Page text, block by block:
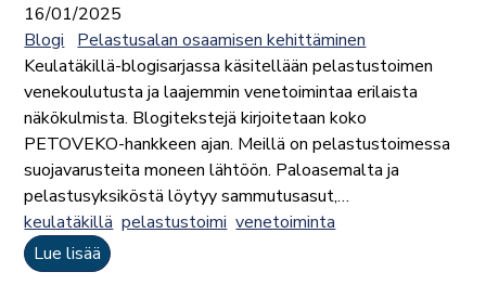
16/01/2025
Blogi
Pelastusalan osaamisen kehittäminen
Keulatäkillä-blogisarjassa käsitellään pelastustoimen
venekoulutusta ja laajemmin venetoimintaa erilaista
näkökulmista. Blogitekstejä kirjoitetaan koko
PETOVEKO-hankkeen ajan. Meillä on pelastustoimessa
suojavarusteita moneen lähtöön. Paloasemalta ja
pelastusyksiköstä löytyy sammutusasut,…
keulatäkillä pelastustoimi venetoiminta
Lue lisää